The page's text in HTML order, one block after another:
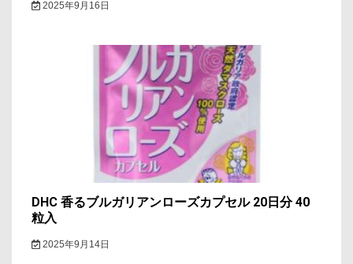
2025年9月16日
DHC 香るブルガリアンローズカプセル 20日分 40
粒入
2025年9月14日